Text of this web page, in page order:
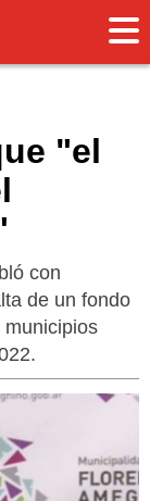
"el
con
de un fondo